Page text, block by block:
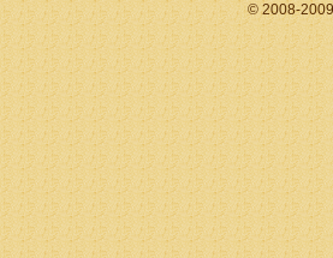
© 2008-